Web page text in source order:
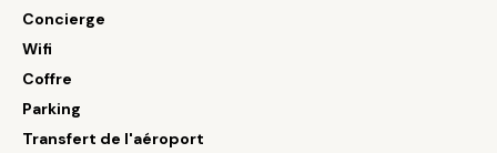
Concierge
Wifi
Coffre
Parking
Transfert de l'aéroport